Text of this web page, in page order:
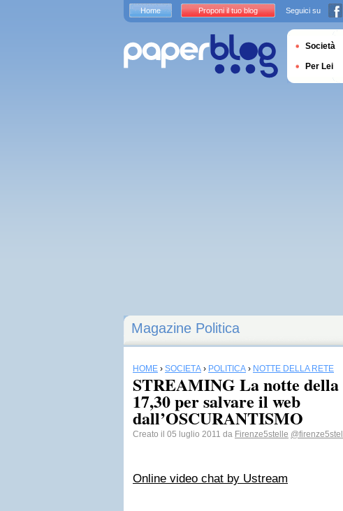
Magazine Politica
HOME › SOCIETÀ › POLITICA › NOTTE DELLA RETE
STREAMING La notte della
17,30 per salvare il web
dall’OSCURANTISMO
Creato il 05 luglio 2011 da Firenze5stelle
Online video chat by Ustream
Home Proponi il tuo blog Seguici su
Società
Per Lei